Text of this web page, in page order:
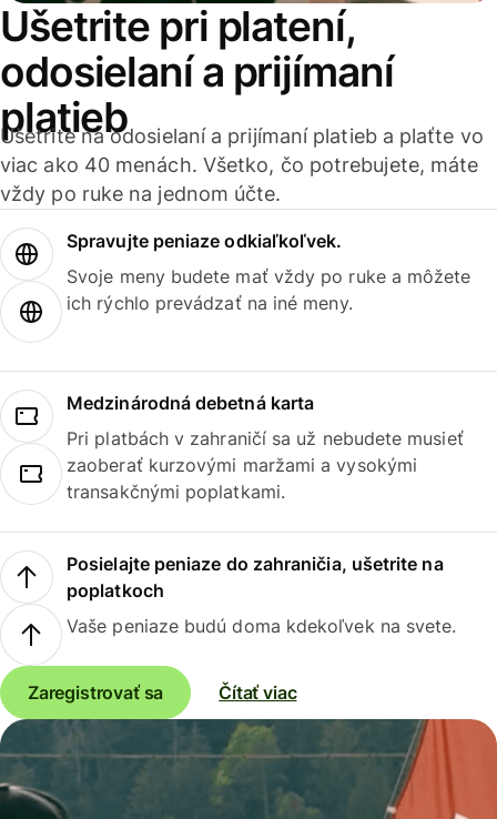
Ušetrite pri platení,
odosielaní a prijímaní
platieb
Ušetrite na odosielaní a prijímaní platieb a plaťte vo
viac ako 40 menách. Všetko, čo potrebujete, máte
vždy po ruke na jednom účte.
Spravujte peniaze odkiaľkoľvek.
Svoje meny budete mať vždy po ruke a môžete
ich rýchlo prevádzať na iné meny.
Medzinárodná debetná karta
Pri platbách v zahraničí sa už nebudete musieť
zaoberať kurzovými maržami a vysokými
transakčnými poplatkami.
Posielajte peniaze do zahraničia, ušetrite na
poplatkoch
Vaše peniaze budú doma kdekoľvek na svete.
Zaregistrovať sa Čítať viac